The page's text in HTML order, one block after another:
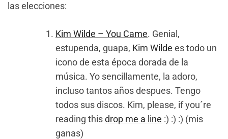
las elecciones:
Kim Wilde – You Came. Genial,
estupenda, guapa, Kim Wilde es todo un
icono de esta época dorada de la
música. Yo sencillamente, la adoro,
incluso tantos años despues. Tengo
todos sus discos. Kim, please, if you´re
reading thisdrop me a line :) :) :) (mis
ganas)